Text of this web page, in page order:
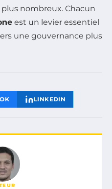
nombreux. Chacun
est un levier essentiel
une gouvernance plus
LINKEDIN